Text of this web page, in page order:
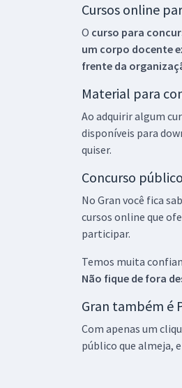
Cursos online
O curso para
um corpo docente
frente da
Material para
Ao adquirir algum
disponíveis para
quiser.
Concurso
No Gran você fica
cursos online que
participar.
Temos muita
Não fique de fora
Gran também é
Com apenas um
público que almeja,